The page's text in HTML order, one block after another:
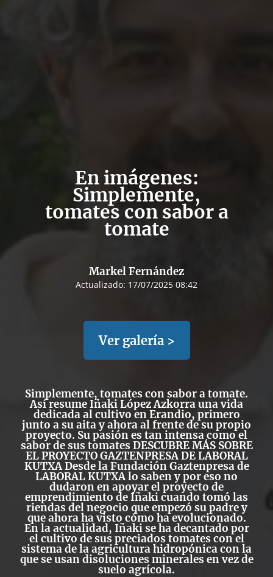
En imágenes:
Simplemente,
tomates con sabor a
tomate
Markel Fernández
Actualizado: 17/07/2025 08:42
Ver galería >
Simplemente, tomates con sabor a tomate.
Así resume Iñaki López Azkorra una vida
dedicada al cultivo en Erandio, primero
junto a su aita y ahora al frente de su propio
proyecto. Su pasión es tan intensa como el
sabor de sus tomates DESCUBRE MÁS SOBRE
EL PROYECTOGAZTENPRESADE LABORAL
KUTXADesde laFundación Gaztenpresa de
LABORAL KUTXAlo saben y por eso no
dudaron en apoyar el proyecto de
emprendimiento de Iñaki cuando tomó las
riendas del negocio que empezó su padre y
que ahora ha visto cómo ha evolucionado.
En la actualidad, Iñaki se ha decantado por
el cultivo de sus preciados tomates con el
sistema de la agricultura hidropónica con la
que se usan disoluciones minerales en vez de
suelo agrícola.